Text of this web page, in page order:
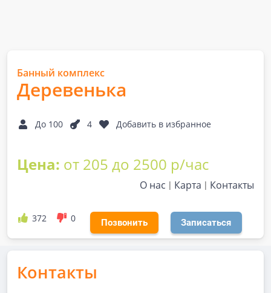
Банный комплекс
Деревенька
До 100 4 Добавить в избранное
Цена: от 205 до 2500 р/час
О нас Карта Контакты
372 0 Позвонить Записаться
Контакты